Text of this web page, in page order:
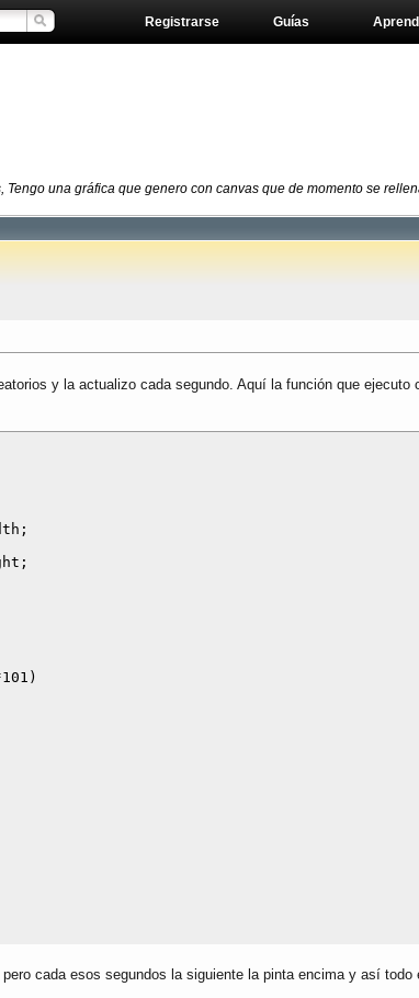
Guías
Registrarse
Tengo una gráfica que genero con canvas que de momento se
y la actualizo cada segundo. Aquí la función que ejecuto
cada esos segundos la siguiente la pinta encima y así todo